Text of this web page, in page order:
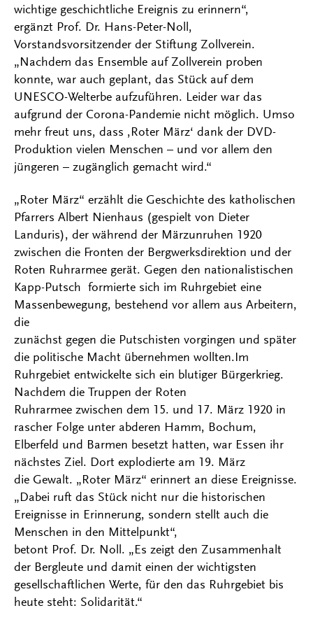
wichtige geschichtliche Ereignis zu erinnern“,
ergänzt Prof. Dr. Hans-Peter-Noll,
Vorstandsvorsitzender der Stiftung Zollverein.
„Nachdem das Ensemble auf Zollverein proben
konnte, war auch geplant, das Stück auf dem
UNESCO-Welterbe aufzuführen. Leider war das
aufgrund der Corona-Pandemie nicht möglich. Umso
mehr freut uns, dass ‚Roter März‘ dank der DVD-
Produktion vielen Menschen – und vor allem den
jüngeren – zugänglich gemacht wird.“
„Roter März“ erzählt die Geschichte des katholischen
Pfarrers Albert Nienhaus (gespielt von Dieter
Landuris), der während der Märzunruhen 1920
zwischen die Fronten der Bergwerksdirektion und der
Roten Ruhrarmee gerät. Gegen den nationalistischen
Kapp-Putsch formierte sich im Ruhrgebiet eine
Massenbewegung, bestehend vor allem aus Arbeitern,
die
zunächst gegen die Putschisten vorgingen und später
die politische Macht übernehmen wollten.Im
Ruhrgebiet entwickelte sich ein blutiger Bürgerkrieg.
Nachdem die Truppen der Roten
Ruhrarmee zwischen dem 15. und 17. März 1920 in
rascher Folge unter abderen Hamm, Bochum,
Elberfeld und Barmen besetzt hatten, war Essen ihr
nächstes Ziel. Dort explodierte am 19. März
die Gewalt. „Roter März“ erinnert an diese Ereignisse.
„Dabei ruft das Stück nicht nur die historischen
Ereignisse in Erinnerung, sondern stellt auch die
Menschen in den Mittelpunkt“,
betont Prof. Dr. Noll. „Es zeigt den Zusammenhalt
der Bergleute und damit einen der wichtigsten
gesellschaftlichen Werte, für den das Ruhrgebiet bis
heute steht: Solidarität.“